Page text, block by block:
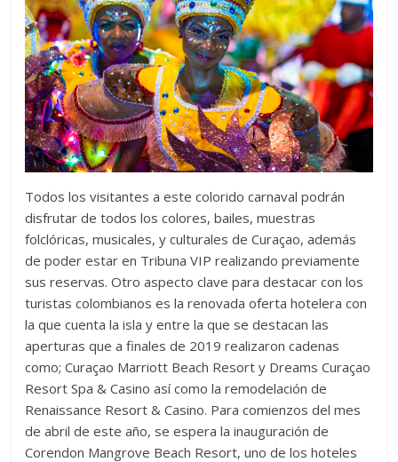
Todos los visitantes a este colorido carnaval podrán
disfrutar de todos los colores, bailes, muestras
folclóricas, musicales, y culturales de Curaçao, además
de poder estar en Tribuna VIP realizando previamente
sus reservas. Otro aspecto clave para destacar con los
turistas colombianos es la renovada oferta hotelera con
la que cuenta la isla y entre la que se destacan las
aperturas que a finales de 2019 realizaron cadenas
como;Curaçao Marriott Beach Resort y DreamsCuraçao
Resort Spa & Casino así como la remodelación de
Renaissance Resort & Casino. Para comienzos del mes
de abril de este año, se espera la inauguración de
Corendon Mangrove Beach Resort, uno de los hoteles